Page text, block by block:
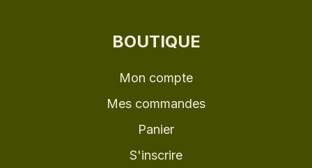
BOUTIQUE
Mon compte
Mes commandes
Panier
S'inscrire